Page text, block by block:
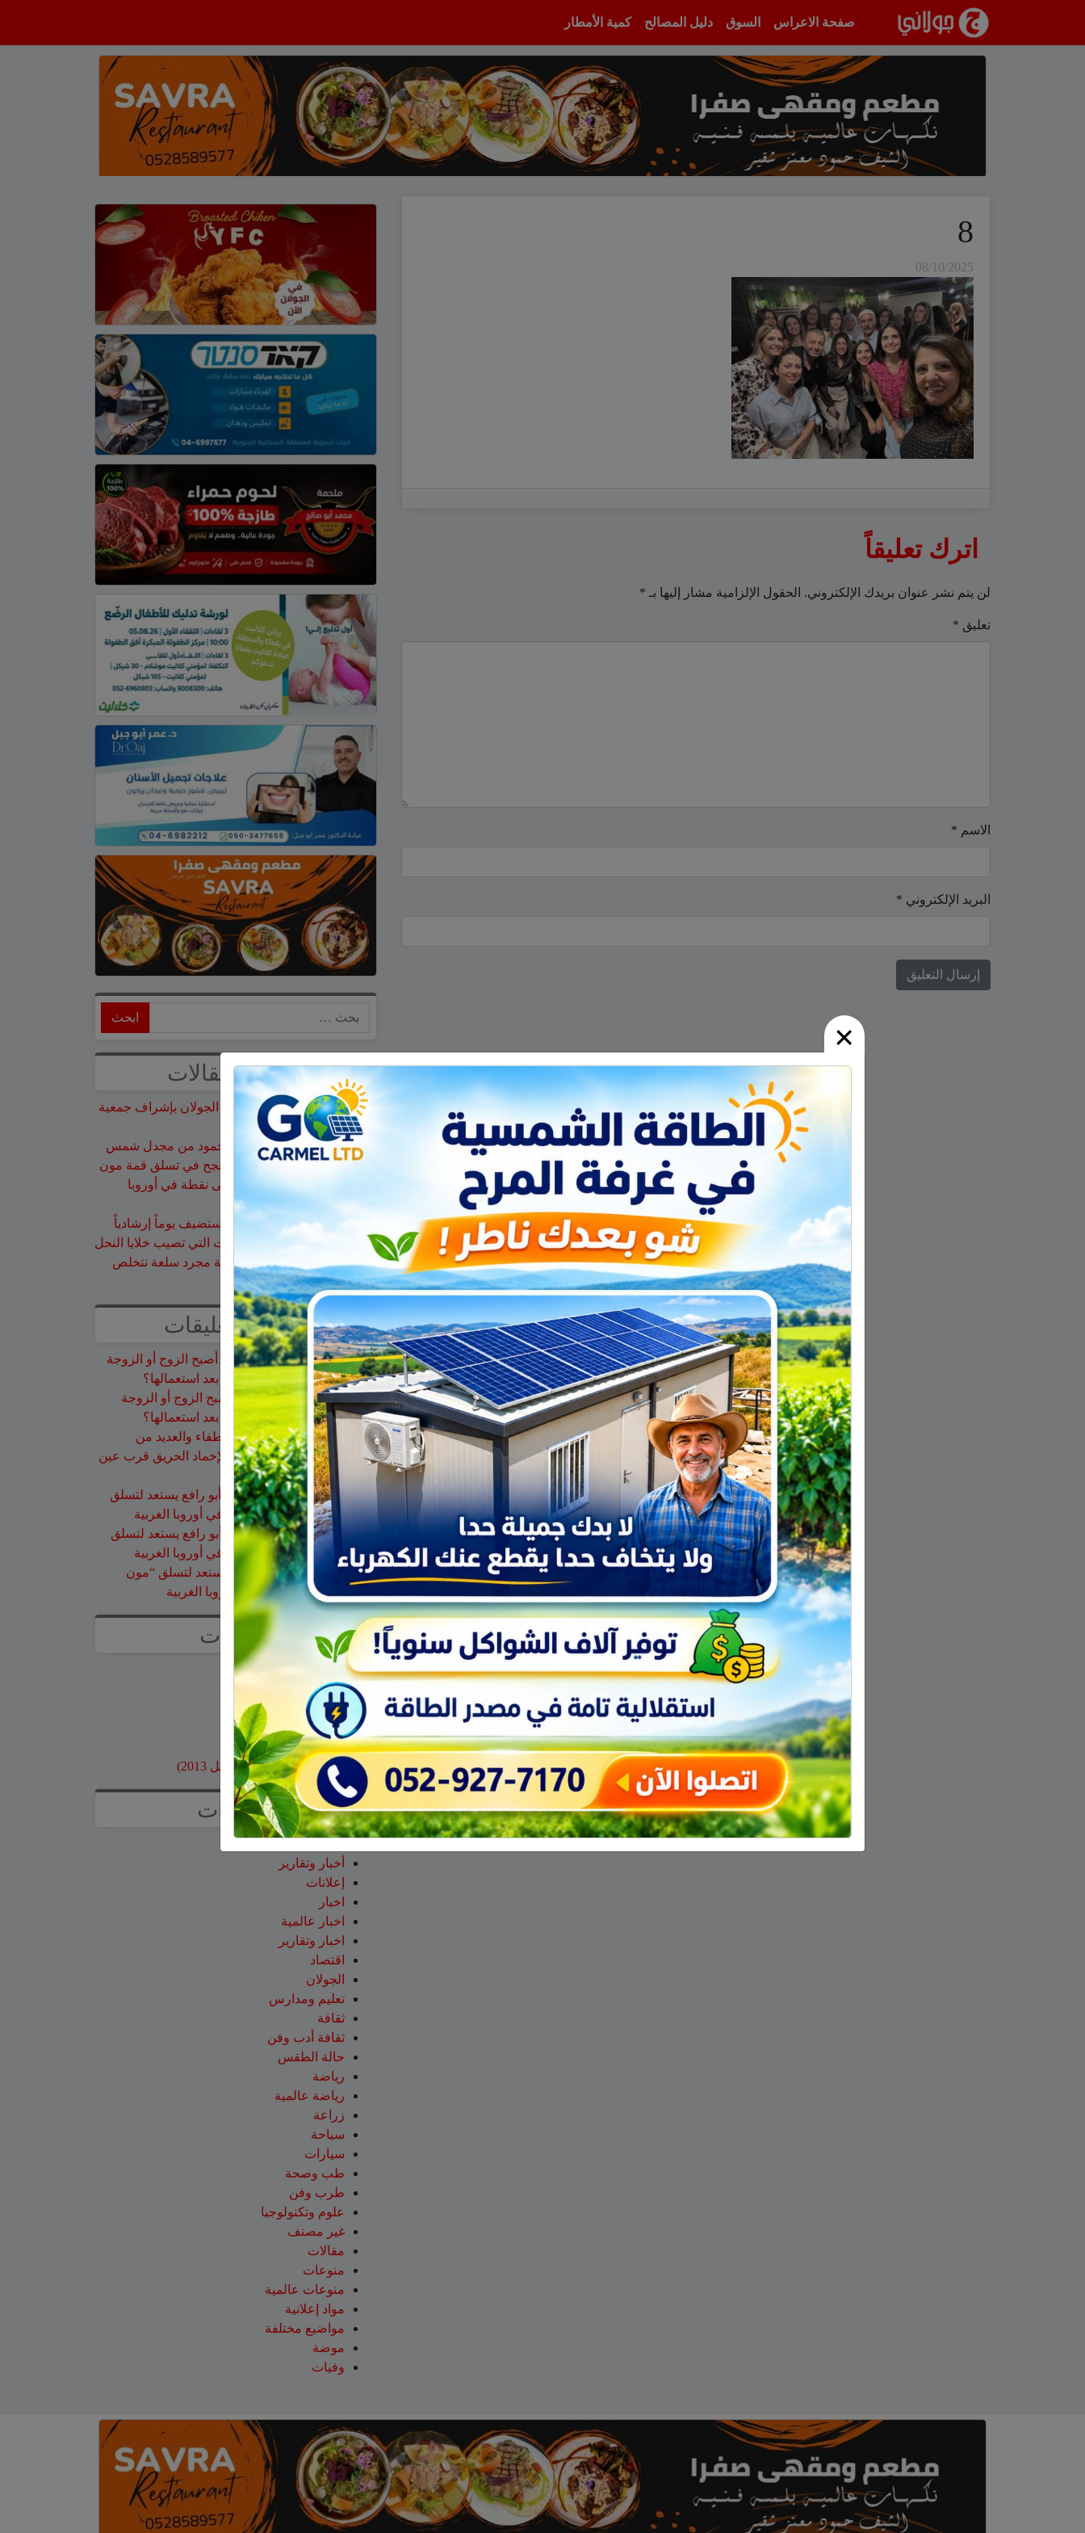
صفحة الاعراس
السوق دليل المصالح كمية الأمطار
×
8
08/10/2025
اترك تعليقاً
لن يتم نشر عنوان بريدك الإلكتروني. الحقول الإلزامية مشار إليها بـ *
تعليق *
الاسم *
البريد الإلكتروني *
أحدث المقالات
تخريج 14 نحالاً جديداً في الجولان بإشراف جمعية
نحالي الحرمون
وفاة الأخت هالة علي محمود من مجدل شمس
الجولاني هادي أبو رافع ينجح في تسلق قمة مون
بلان ويقود فريقاً إلى أعلى نقطة في أوروبا
الغربية
جمعية نحالي الحرمون تستضيف يوماً إرشادياً
مهماً حول مكافحة الآفات التي تصيب خلايا النحل
هل أصبح الزوج أو الزوجة مجرد سلعة نتخلص
منها بعد استعمالها؟
أحدث التعليقات
سلمان أبو عواد علىهل أصبح الزوج أو الزوجة
مجرد سلعة نتخلص منها بعد استعمالها؟
طليع محمودعلىهل أصبح الزوج أو الزوجة
مجرد سلعة نتخلص منها بعد استعمالها؟
عبد اللهعلى
14 طاقم إطفاء والعديد من
طائرات إطفاء الحرائق لإخماد الحريق قرب عين
قنية – فيديو
حسن طربيهعلىهادي أبو رافع يستعد لتسلق
“مون بلان”.. أعلى قمة في أوروبا الغربية
صالح مرعيعلىهادي أبو رافع يستعد لتسلق
“مون بلان”.. أعلى قمة في أوروبا الغربية
علىهادي أبو رافع يستعد لتسلق “مون
بلان”.. أعلى قمة في أوروبا الغربية
صفحات
خواطر
صور قديمة
بنوك وبطاقات اعتماد
مواقع محلية
ارشيف موقع جولاني (قبل 2013)
تصنيفات
أخبار وتقارير
إعلانات
اخبار
اخبار عالمية
اخبار وتقارير
اقتصاد
الجولان
تعليم ومدارس
ثقافة
ثقافة أدب وفن
حالة الطقس
رياضة
رياضة عالمية
زراعة
سياحة
سيارات
طب وصحة
طرب وفن
علوم وتكنولوجيا
غير مصنف
مقالات
منوعات
منوعات عالمية
مواد إعلانية
مواضيع مختلفة
موضة
وفيات